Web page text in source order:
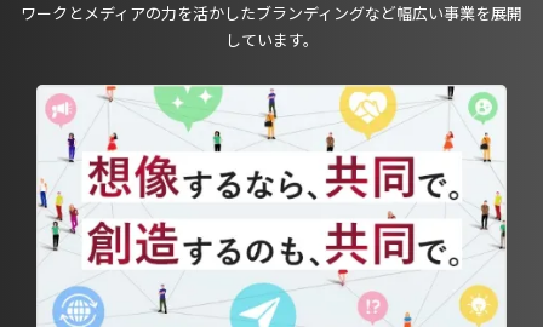
ワークとメディアの力を活かしたブランディングなど幅広い事業を展開
しています。